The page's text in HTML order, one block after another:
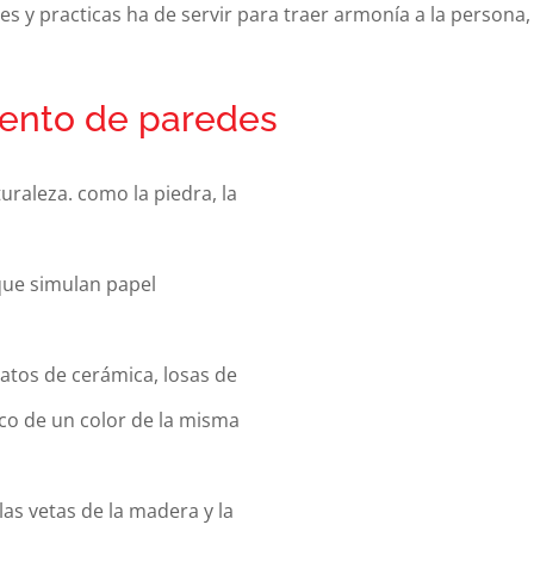
y practicas ha de servir para traer armonía a la
de paredes
como la piedra, la
simulan papel
de cerámica, losas de
de un color de la misma
vetas de la madera y la